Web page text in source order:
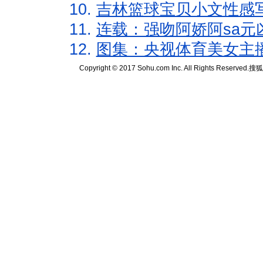
10. 吉林篮球宝贝小文性感
11. 连载：强吻阿娇阿sa元
12. 图集：央视体育美女主
Copyright © 2017 Sohu.com Inc. All Rights Reserved.搜